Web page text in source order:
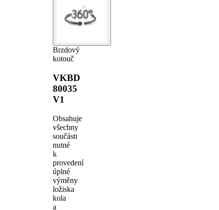
Brzdový
kotouč
VKBD
80035
V1
Obsahuje
všechny
součásti
nutné
k
provedení
úplné
výměny
ložiska
kola
a